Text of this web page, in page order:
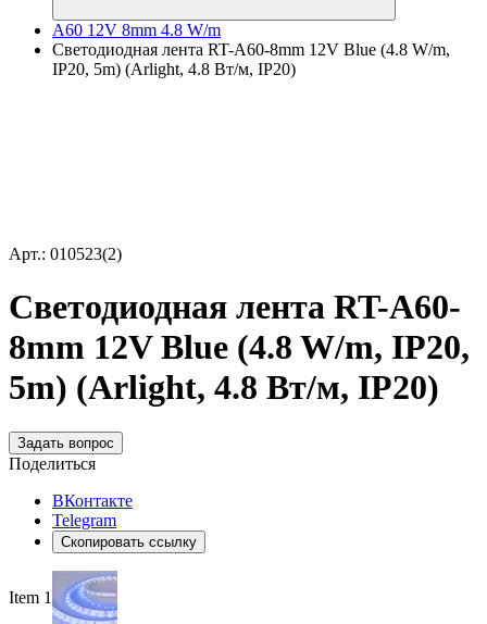
A60 12V 8mm 4.8 W/m
Светодиодная лента RT-A60-8mm 12V Blue (4.8 W/m,
IP20, 5m) (Arlight, 4.8 Вт/м, IP20)
Арт.: 010523(2)
Светодиодная лента RT-A60-
8mm 12V Blue (4.8 W/m, IP20,
5m) (Arlight, 4.8 Вт/м, IP20)
Задать вопрос
Поделиться
ВКонтакте
Telegram
Скопировать ссылку
Item 1 of 3